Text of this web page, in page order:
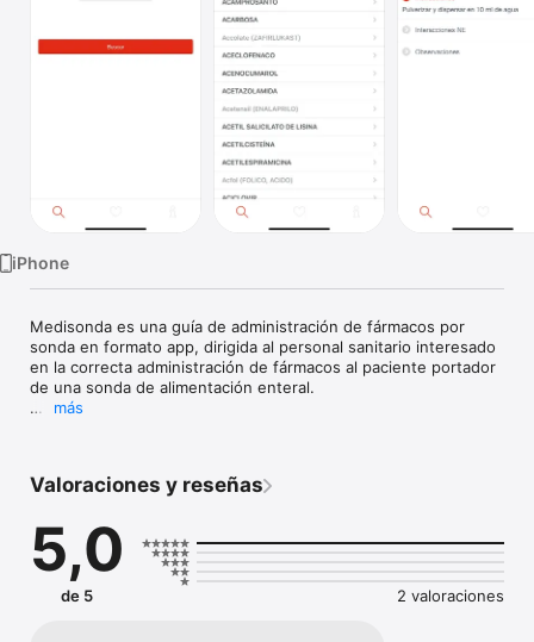
iPhone
Medisonda es una guía de administración de fármacos por
sonda en formato app, dirigida al personal sanitario interesado
en la correcta administración de fármacos al paciente portador
de una sonda de alimentación enteral.
intestino.
La información contenida en esta guía ha sido recopilada,
revisada y referenciada por farmacéuticos del Servicio de
Farmacia de la Xerencia de Xestión Integrada de Vigo, siendo
además avalada por el Grupo de Nutrición Clínica de la SEFH.
más
Valoraciones y reseñas
5,0
de 5 2 valoraciones